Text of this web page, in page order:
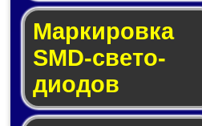
Маркировка
SMD-све­то­
дио­дов